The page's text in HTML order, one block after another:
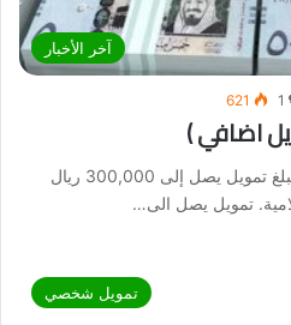
آخر الأخبار
1
621
اضافي )
تمويل الافراد ( تمويل اضافي ) مبلغ تمويل يصل إلى 300,000 ريال
تمويل يصل الى…
تمويل شخصي